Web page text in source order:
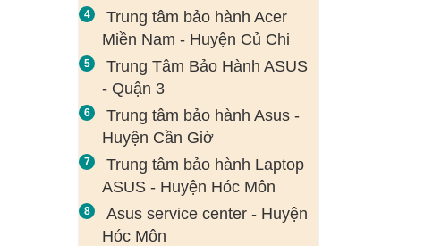
Trung tâm bảo hành Acer
Miền Nam - Huyện Củ Chi
Trung Tâm Bảo Hành ASUS
- Quận 3
Trung tâm bảo hành Asus -
Huyện Cần Giờ
Trung tâm bảo hành Laptop
ASUS - Huyện Hóc Môn
Asus service center - Huyện
Hóc Môn